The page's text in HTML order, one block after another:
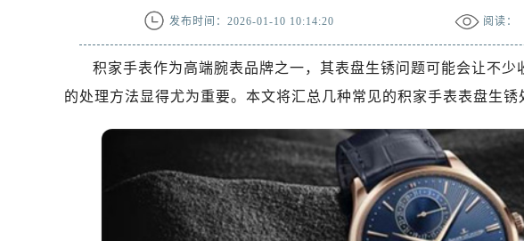
发布时间：2026-01-10 10:14:20 阅读：
积家手表作为高端腕表品牌之一，其表盘生锈问题可能会让不
的处理方法显得尤为重要。本文将汇总几种常见的积家手表表盘生锈